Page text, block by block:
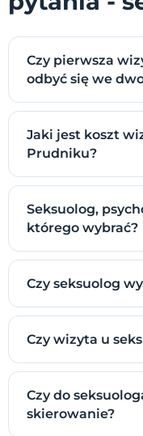
Czy pierwsza
odbyć się we
Jaki jest koszt
Prudniku?
Seksuolog,
którego wybrać?
Czy seksuolog
Czy wizyta u
Czy do
skierowanie?